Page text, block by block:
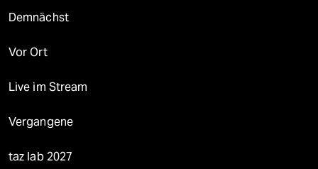
Demnächst
Vor Ort
Live im Stream
Vergangene
taz lab 2027